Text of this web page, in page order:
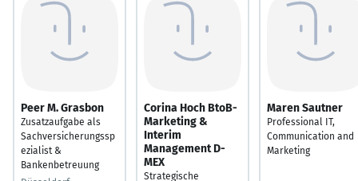
Peer M. Grasbon
Zusatzaufgabe als
Sachversicherungssp
ezialist &
Bankenbetreuung
Corina Hoch BtoB-
Marketing &
Interim
Management D-
MEX
Strategische
Maren Sautner
Professional IT,
Communication and
Marketing